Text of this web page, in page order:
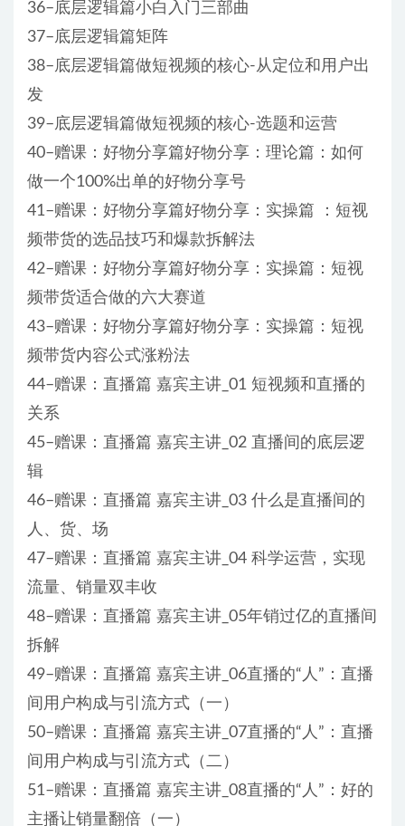
36–底层逻辑篇小白入门三部曲
37–底层逻辑篇矩阵
38–底层逻辑篇做短视频的核心-从定位和用户出
发
39–底层逻辑篇做短视频的核心-选题和运营
40–赠课：好物分享篇好物分享：理论篇：如何
做一个100%出单的好物分享号
41–赠课：好物分享篇好物分享：实操篇 ：短视
频带货的选品技巧和爆款拆解法
42–赠课：好物分享篇好物分享：实操篇：短视
频带货适合做的六大赛道
43–赠课：好物分享篇好物分享：实操篇：短视
频带货内容公式涨粉法
44–赠课：直播篇 嘉宾主讲_01 短视频和直播的
关系
45–赠课：直播篇 嘉宾主讲_02 直播间的底层逻
辑
46–赠课：直播篇 嘉宾主讲_03 什么是直播间的
人、货、场
47–赠课：直播篇 嘉宾主讲_04 科学运营，实现
流量、销量双丰收
48–赠课：直播篇 嘉宾主讲_05年销过亿的直播间
拆解
49–赠课：直播篇 嘉宾主讲_06直播的“人”：直播
间用户构成与引流方式（一）
50–赠课：直播篇 嘉宾主讲_07直播的“人”：直播
间用户构成与引流方式（二）
51–赠课：直播篇 嘉宾主讲_08直播的“人”：好的
主播让销量翻倍（一）